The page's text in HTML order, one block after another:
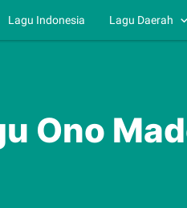
Lagu Indonesia Lagu Daerah
Ono